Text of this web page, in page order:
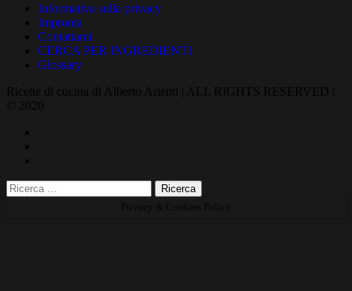
Informativa sulla privacy
Impronta
Contattami
CERCA PER INGREDIENTI
Glossary
Ricette di cucina di Alberto Arienti | ALL RIGHTS RESERVED |
© 2020
Privacy & Cookies Policy